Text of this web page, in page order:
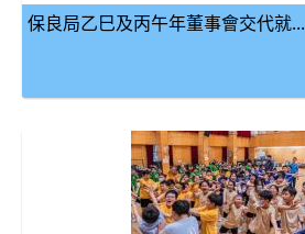
保良局乙巳及丙午年董事會交代就...